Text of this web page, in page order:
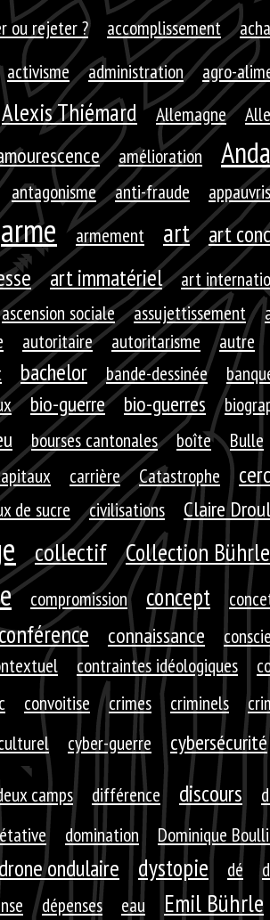
ou rejeter ? accomplissement
activisme
administration agro-
Alexis Thiémard Allemagne
amélioration
antagonisme
anti-fraude
arme armement art art
art immatériel art
ascension sociale
assujettissement
autoritaire autoritarisme autre
bachelor bande-dessinée
bio-guerre bio-guerres
bourses cantonales boîte Bulle
carrière Catastrophe
de sucre civilisations Claire
collectif Collection Bührle
compromission concept
connaissance
contraintes idéologiques
convoitise crimes criminels
cyber-guerre cybersécurité
camps différence discours
domination Dominique
ondulaire dystopie dé
dépenses eau Emil Bührle